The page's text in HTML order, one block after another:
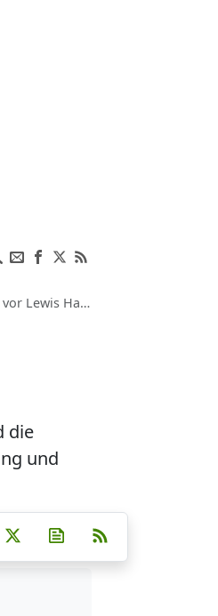
Vettel Platz 12
die
und
auf Facebook
Teilen auf Whatsapp
Teilen auf Telegram
Pinterest
E-Mail teilen
Post auf XNewsletter